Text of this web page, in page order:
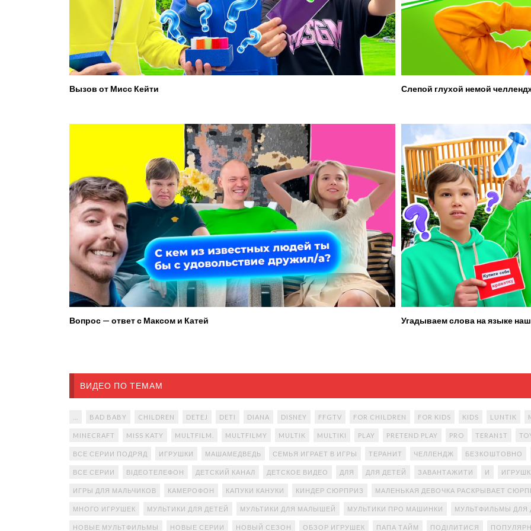
Вызов от Мисс Кейти Слепой глухой немой
Вопрос — ответ с Максом и Катей Угадываем слова на языке
ВИДЕО ПО ТЕМАМ
BAD BABY CHILDREN DETEJ DETI DIANA DISNEY FFGTV FOR CHILDREN FOR KIDS KIDS LUNTIK
MINECRAFT MISS KATY MULTFILM. MULTFILMY MULTIK MULTIKI PLAY PRETEND PLAY PRO TERAN1T
ВСЕ СЕРИИ ПОДРЯД ИГРУШКИ МАШАМЕДВЕДЬ СЕМЬЯ ИГРАЕТ В ИГРЫ ТЕРАНИТ ЧЕЛЛЕНДЖ БЕЗКОШТОВНО
ВСЕ СЕРИИ ВІДЕОТЕЛЕФОН ДЕТСКИЙ КАНАЛ ДЕТСКОЕ ВИДЕО ДЛЯ ДЛЯ ДЕТЕЙ ЗАВАНТАЖИТИ И
ИГРЫ ДЛЯ МАЛЬЧИКОВ КАМЕРОФОН КАПУКИ КАНУКИ КИНДЕР СЮРПРИЗ МАЛЕНЬКАЯ ДЕВОЧКА РАСКРЫВАЕТ
МНОГО ИГРУШЕК МУЛЬТИКИ ДЛЯ ДЕТЕЙ МУЛЬТИКИ ДЛЯ МАЛЫШЕЙ МУЛЬТИКИ ПРО МАШИНКИ МУЛЬТФИЛЬМЫ ДЛЯ
НОВЫЕ МУЛЬТФИЛЬМЫ НОВЫЕ СЕРИИ НОВЫЙ СЕЗОН ОБЗОР ИГРУШЕК ПАПА ТАЙМ ПОДІЛИТИСЯ